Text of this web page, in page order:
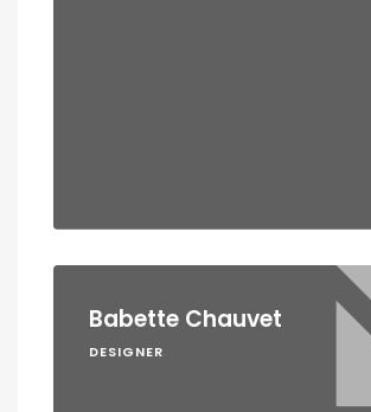
Babette Chauvet
DESIGNER